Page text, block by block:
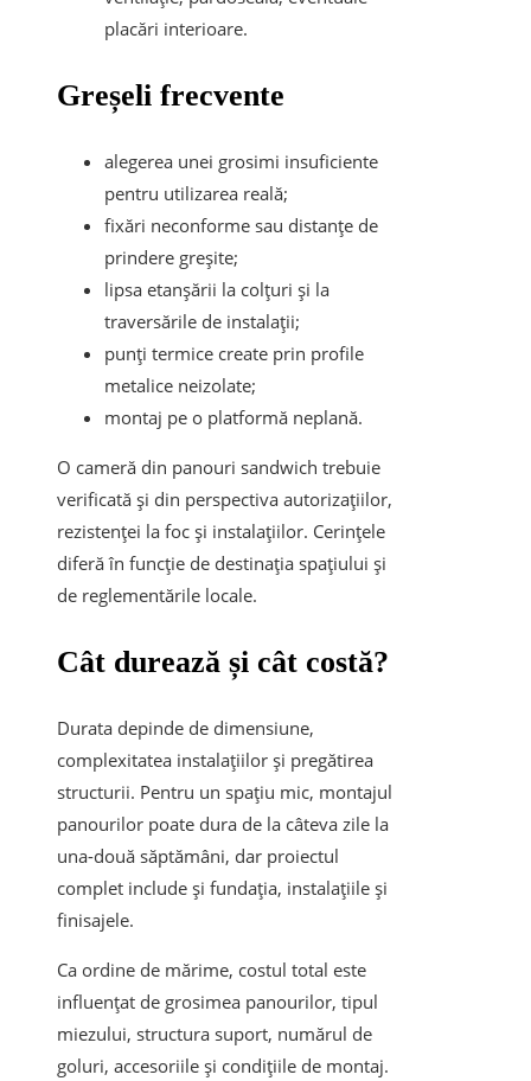
placări interioare.
Greșeli frecvente
alegerea unei grosimi insuficiente
pentru utilizarea reală;
fixări neconforme sau distanțe de
prindere greșite;
lipsa etanșării la colțuri și la
traversările de instalații;
punți termice create prin profile
metalice neizolate;
montaj pe o platformă neplană.
O cameră din panouri sandwich trebuie
verificată și din perspectiva autorizațiilor,
rezistenței la foc și instalațiilor. Cerințele
diferă în funcție de destinația spațiului și
de reglementările locale.
Cât durează și cât costă?
Durata depinde de dimensiune,
complexitatea instalațiilor și pregătirea
structurii. Pentru un spațiu mic, montajul
panourilor poate dura de la câteva zile la
una-două săptămâni, dar proiectul
complet include și fundația, instalațiile și
finisajele.
Ca ordine de mărime, costul total este
influențat de grosimea panourilor, tipul
miezului, structura suport, numărul de
goluri, accesoriile și condițiile de montaj.